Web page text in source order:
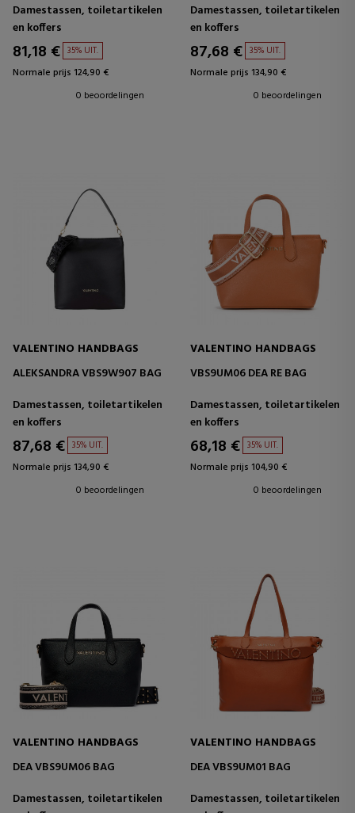
Damestassen, toiletartikelen
en koffers
81,18 € 35% UIT.
Normale prijs 124,90 €
0 beoordelingen
Damestassen, toiletartikelen
en koffers
87,68 € 35% UIT.
Normale prijs 134,90 €
0 beoordelingen
VALENTINO HANDBAGS
ALEKSANDRA VBS9W907 BAG
Damestassen, toiletartikelen
en koffers
87,68 € 35% UIT.
Normale prijs 134,90 €
0 beoordelingen
VALENTINO HANDBAGS
VBS9UM06 DEA RE BAG
Damestassen, toiletartikelen
en koffers
68,18 € 35% UIT.
Normale prijs 104,90 €
0 beoordelingen
VALENTINO HANDBAGS
DEA VBS9UM06 BAG
Damestassen, toiletartikelen
VALENTINO HANDBAGS
DEA VBS9UM01 BAG
Damestassen, toiletartikelen